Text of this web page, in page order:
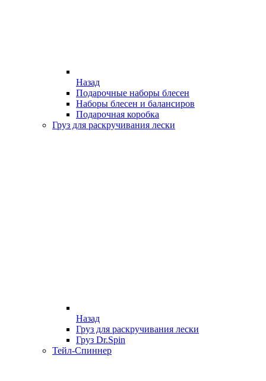
Назад
Подарочные наборы блесен
Наборы блесен и балансиров
Подарочная коробка
Груз для раскручивания лески
Назад
Груз для раскручивания лески
Груз Dr.Spin
Тейл-Спиннер